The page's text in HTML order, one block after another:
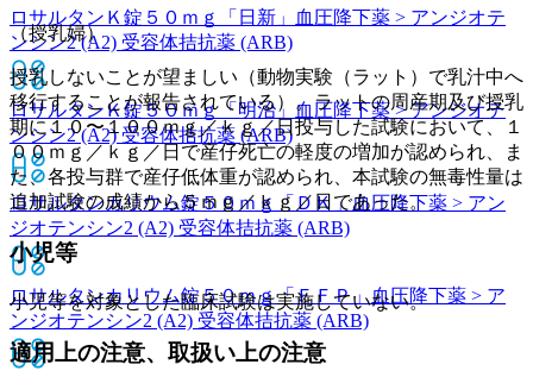
ロサルタンＫ錠５０ｍｇ「日新」
血圧降下薬 > アンジオテ
ンシン2 (A2) 受容体拮抗薬 (ARB)
ロサルタンＫ錠５０ｍｇ「明治」 血圧降下薬 > アンジオテ
ンシン2 (A2) 受容体拮抗薬 (ARB)
ロサルタンカリウム錠５０ｍｇ「ＤＫ」血圧降下薬 > アン
ジオテンシン2 (A2) 受容体拮抗薬 (ARB)
ロサルタンカリウム錠５０ｍｇ「ＦＦＰ」血圧降下薬 > ア
ンジオテンシン2 (A2) 受容体拮抗薬 (ARB)
（授乳婦）
授乳しないことが望ましい（動物実験（ラット）で乳汁中へ
移行することが報告されている）。ラットの周産期及び授乳
期に１０〜１００ｍｇ／ｋｇ／日投与した試験において、１
００ｍｇ／ｋｇ／日で産仔死亡の軽度の増加が認められ、ま
た、各投与群で産仔低体重が認められ、本試験の無毒性量は
追加試験の成績から５ｍｇ／ｋｇ／日であった。
小児等
小児等を対象とした臨床試験は実施していない。
適用上の注意、取扱い上の注意